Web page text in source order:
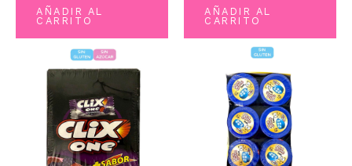
AÑADIR AL
CARRITO
AÑADIR AL
CARRITO